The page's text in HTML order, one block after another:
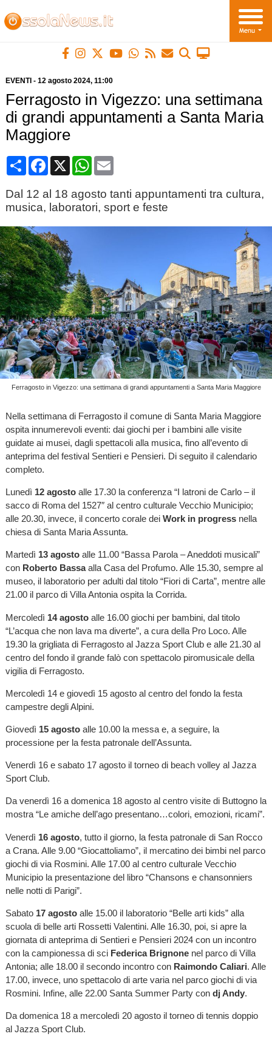
EVENTI - 12 agosto 2024, 11:00
Ferragosto in Vigezzo: una settimana
di grandi appuntamenti a Santa Maria
Maggiore
CondividiFacebook
X WhatsApp
Email
Dal 12 al 18 agosto tanti appuntamenti tra cultura,
musica, laboratori, sport e feste
Ferragosto in Vigezzo: una settimana di grandi appuntamenti a Santa Maria Maggiore
Nella settimana di Ferragosto il comune di Santa Maria Maggiore
ospita innumerevoli eventi: dai giochi per i bambini alle visite
guidate ai musei, dagli spettacoli alla musica, fino all’evento di
anteprima del festival Sentieri e Pensieri. Di seguito il calendario
completo.
Lunedì 12 agostoalle 17.30 la conferenza “I latroni de Carlo – il
sacco di Roma del 1527″ al centro culturale Vecchio Municipio;
alle 20.30, invece, il concerto corale dei Work in progressnella
chiesa di Santa Maria Assunta.
Martedì 13 agostoalle 11.00 “Bassa Parola – Aneddoti musicali”
con Roberto Bassaalla Casa del Profumo. Alle 15.30, sempre al
museo, il laboratorio per adulti dal titolo “Fiori di Carta”, mentre alle
21.00 il parco di Villa Antonia ospita la Corrida.
Mercoledì 14 agostoalle 16.00 giochi per bambini, dal titolo
“L’acqua che non lava ma diverte”, a cura della Pro Loco. Alle
19.30 la grigliata di Ferragosto al Jazza Sport Club e alle 21.30 al
centro del fondo il grande falò con spettacolo piromusicale della
vigilia di Ferragosto.
Mercoledì 14 e giovedì 15 agosto al centro del fondo la festa
campestre degli Alpini.
Giovedì 15 agostoalle 10.00 la messa e, a seguire, la
processione per la festa patronale dell’Assunta.
Venerdì 16 e sabato 17 agosto il torneo di beach volley al Jazza
Sport Club.
Da venerdì 16 a domenica 18 agosto al centro visite di Buttogno la
mostra “Le amiche dell’ago presentano…colori, emozioni, ricami”.
Venerdì 16 agosto, tutto il giorno, la festa patronale di San Rocco
a Crana. Alle 9.00 “Giocattoliamo”, il mercatino dei bimbi nel parco
giochi di via Rosmini. Alle 17.00 al centro culturale Vecchio
Municipio la presentazione del libro “Chansons e chansonniers
nelle notti di Parigi”.
Sabato 17 agostoalle 15.00 il laboratorio “Belle arti kids” alla
scuola di belle arti Rossetti Valentini. Alle 16.30, poi, si apre la
giornata di anteprima di Sentieri e Pensieri 2024 con un incontro
con la campionessa di sci Federica Brignonenel parco di Villa
Antonia; alle 18.00 il secondo incontro con Raimondo Caliari. Alle
17.00, invece, uno spettacolo di arte varia nel parco giochi di via
Rosmini. Infine, alle 22.00 Santa Summer Party con dj Andy.
Da domenica 18 a mercoledì 20 agosto il torneo di tennis doppio
al Jazza Sport Club.